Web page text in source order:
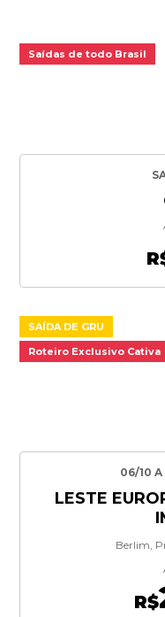
Saídas de todo Brasil
Roteiro Exclusivo Cativa
SAÍDA DE GRU
06/10 A
LESTE
Berlim,
R$